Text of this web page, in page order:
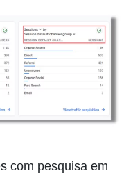
com pesquisa em